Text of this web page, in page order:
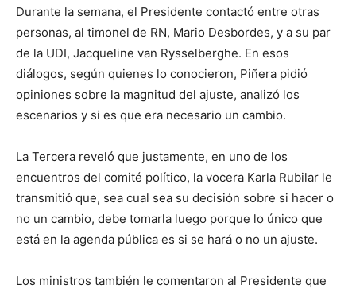
Durante la semana, el Presidente contactó entre otras
personas, al timonel de RN, Mario Desbordes, y a su par
de la UDI, Jacqueline van Rysselberghe. En esos
diálogos, según quienes lo conocieron, Piñera pidió
opiniones sobre la magnitud del ajuste, analizó los
escenarios y si es que era necesario un cambio.
La Tercera reveló que justamente, en uno de los
encuentros del comité político, la vocera Karla Rubilar le
transmitió que, sea cual sea su decisión sobre si hacer o
no un cambio, debe tomarla luego porque lo único que
está en la agenda pública es si se hará o no un ajuste.
Los ministros también le comentaron al Presidente que